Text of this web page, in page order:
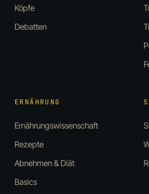
Köpfe
Debatten
ERNÄHRUNG
Ernährungswissenschaft
Rezepte
Abnehmen & Diät
Basics